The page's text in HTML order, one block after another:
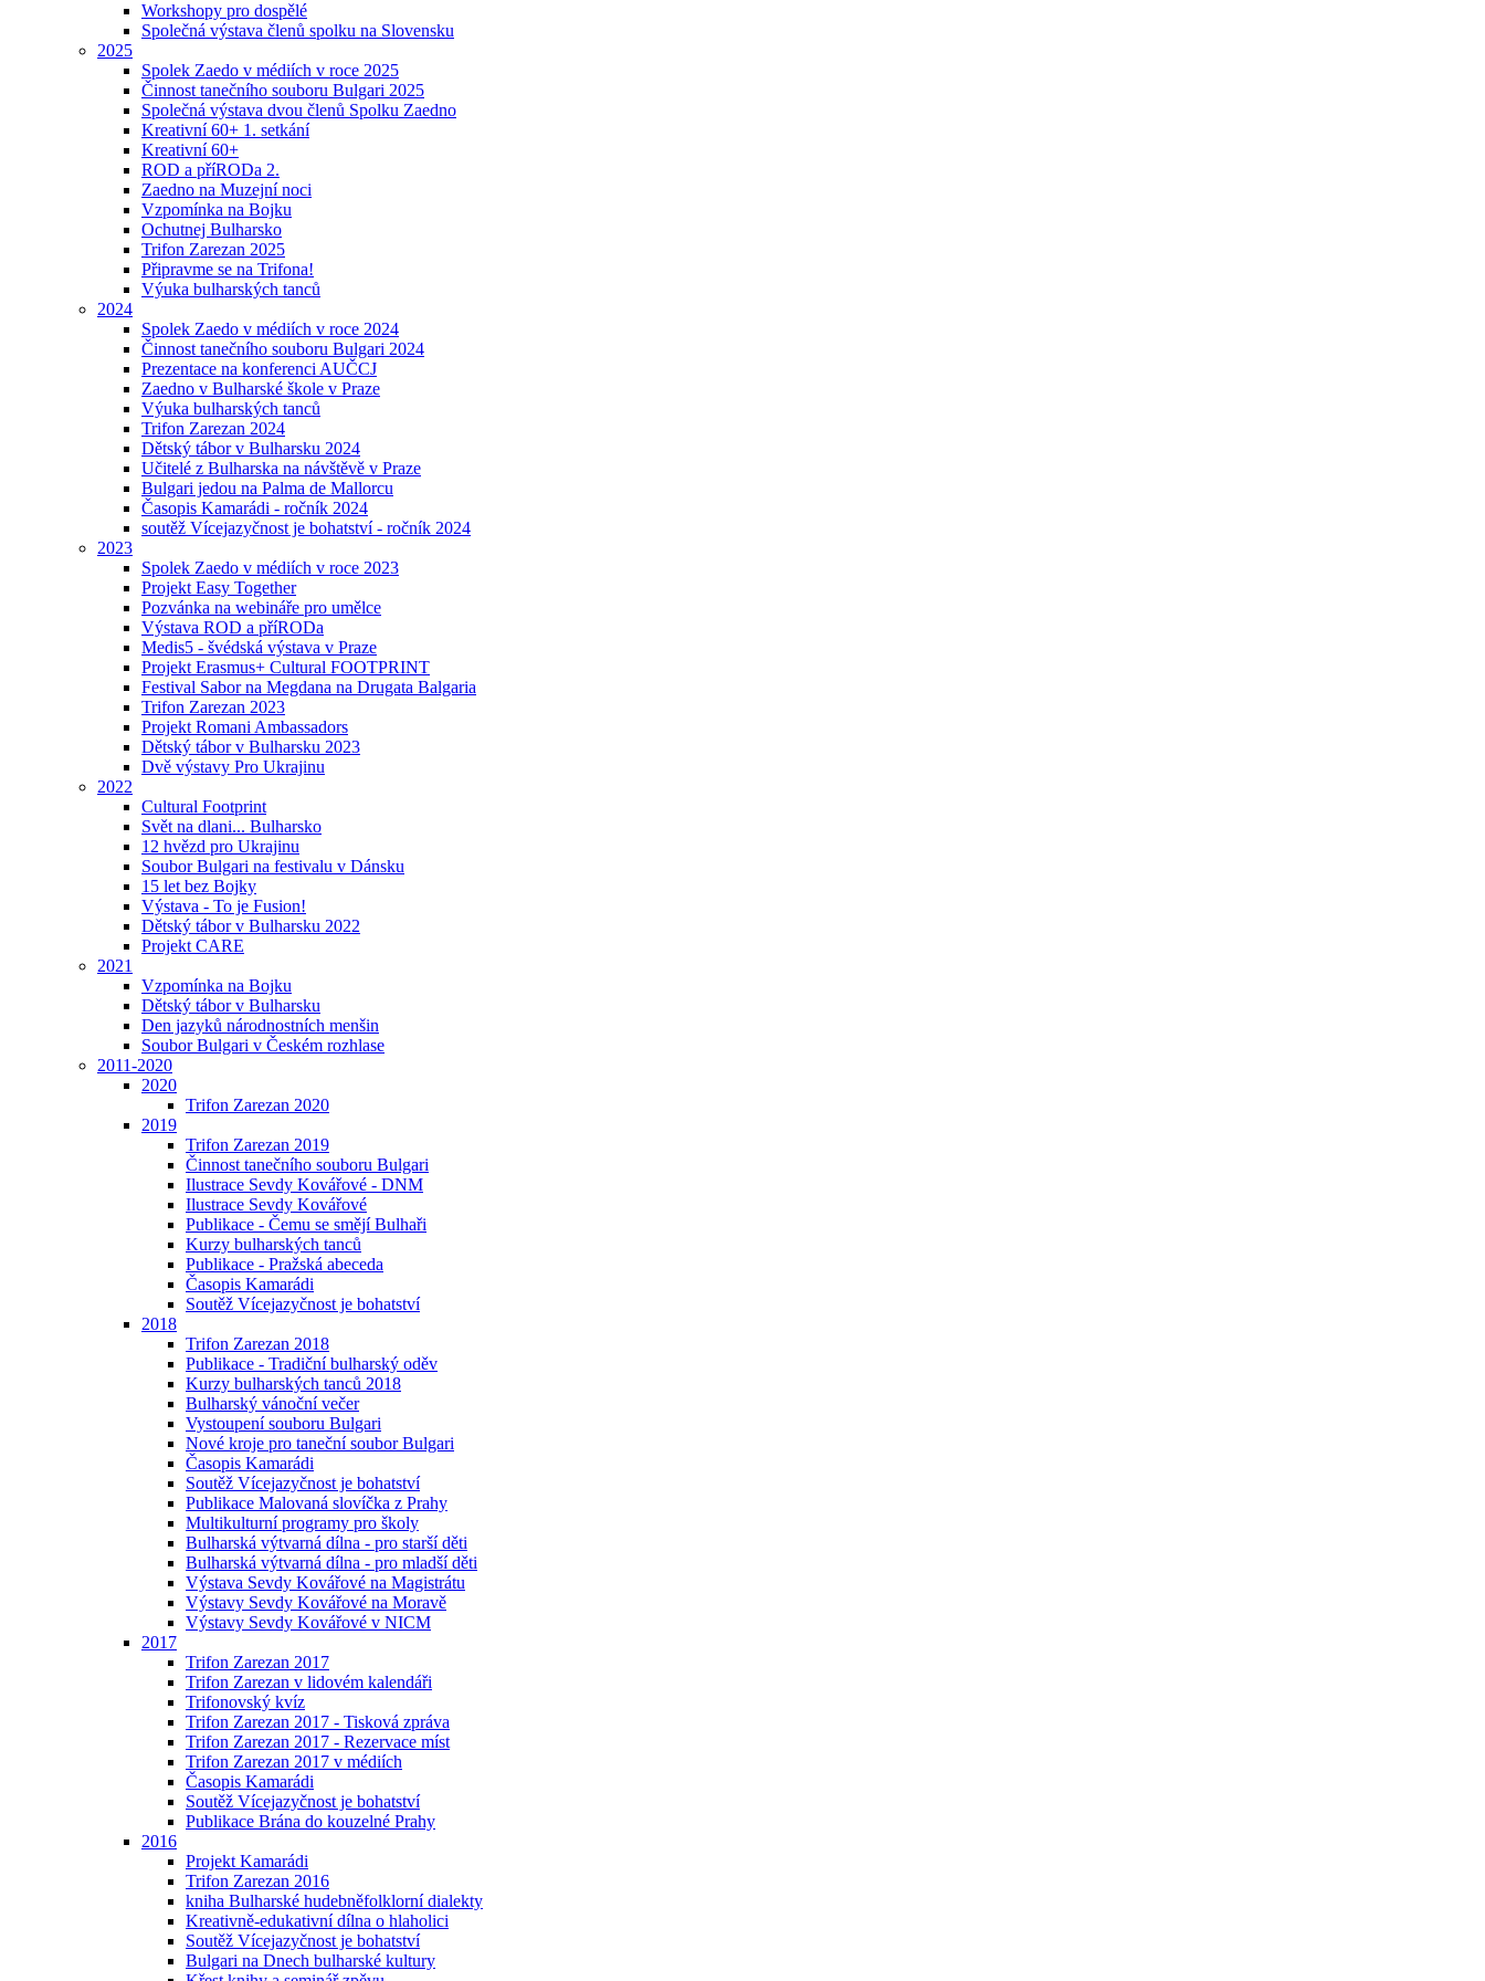
Workshopy pro dospělé
Společná výstava členů spolku na Slovensku
2025
Spolek Zaedo v médiích v roce 2025
Činnost tanečního souboru Bulgari 2025
Společná výstava dvou členů Spolku Zaedno
Kreativní 60+ 1. setkání
Kreativní 60+
ROD a příRODa 2.
Zaedno na Muzejní noci
Vzpomínka na Bojku
Ochutnej Bulharsko
Trifon Zarezan 2025
Připravme se na Trifona!
Výuka bulharských tanců
2024
Spolek Zaedo v médiích v roce 2024
Činnost tanečního souboru Bulgari 2024
Prezentace na konferenci AUČCJ
Zaedno v Bulharské škole v Praze
Výuka bulharských tanců
Trifon Zarezan 2024
Dětský tábor v Bulharsku 2024
Učitelé z Bulharska na návštěvě v Praze
Bulgari jedou na Palma de Mallorcu
Časopis Kamarádi - ročník 2024
soutěž Vícejazyčnost je bohatství - ročník 2024
2023
Spolek Zaedo v médiích v roce 2023
Projekt Easy Together
Pozvánka na webináře pro umělce
Výstava ROD a příRODa
Medis5 - švédská výstava v Praze
Projekt Erasmus+ Cultural FOOTPRINT
Festival Sabor na Megdana na Drugata Balgaria
Trifon Zarezan 2023
Projekt Romani Ambassadors
Dětský tábor v Bulharsku 2023
Dvě výstavy Pro Ukrajinu
2022
Cultural Footprint
Svět na dlani... Bulharsko
12 hvězd pro Ukrajinu
Soubor Bulgari na festivalu v Dánsku
15 let bez Bojky
Výstava - To je Fusion!
Dětský tábor v Bulharsku 2022
Projekt CARE
2021
Vzpomínka na Bojku
Dětský tábor v Bulharsku
Den jazyků národnostních menšin
Soubor Bulgari v Českém rozhlase
2011-2020
2020
Trifon Zarezan 2020
2019
Trifon Zarezan 2019
Činnost tanečního souboru Bulgari
Ilustrace Sevdy Kovářové - DNM
Ilustrace Sevdy Kovářové
Publikace - Čemu se smějí Bulhaři
Kurzy bulharských tanců
Publikace - Pražská abeceda
Časopis Kamarádi
Soutěž Vícejazyčnost je bohatství
2018
Trifon Zarezan 2018
Publikace - Tradiční bulharský oděv
Kurzy bulharských tanců 2018
Bulharský vánoční večer
Vystoupení souboru Bulgari
Nové kroje pro taneční soubor Bulgari
Časopis Kamarádi
Soutěž Vícejazyčnost je bohatství
Publikace Malovaná slovíčka z Prahy
Multikulturní programy pro školy
Bulharská výtvarná dílna - pro starší děti
Bulharská výtvarná dílna - pro mladší děti
Výstava Sevdy Kovářové na Magistrátu
Výstavy Sevdy Kovářové na Moravě
Výstavy Sevdy Kovářové v NICM
2017
Trifon Zarezan 2017
Trifon Zarezan v lidovém kalendáři
Trifonovský kvíz
Trifon Zarezan 2017 - Tisková zpráva
Trifon Zarezan 2017 - Rezervace míst
Trifon Zarezan 2017 v médiích
Časopis Kamarádi
Soutěž Vícejazyčnost je bohatství
Publikace Brána do kouzelné Prahy
2016
Projekt Kamarádi
Trifon Zarezan 2016
kniha Bulharské hudebněfolklorní dialekty
Kreativně-edukativní dílna o hlaholici
Soutěž Vícejazyčnost je bohatství
Bulgari na Dnech bulharské kultury